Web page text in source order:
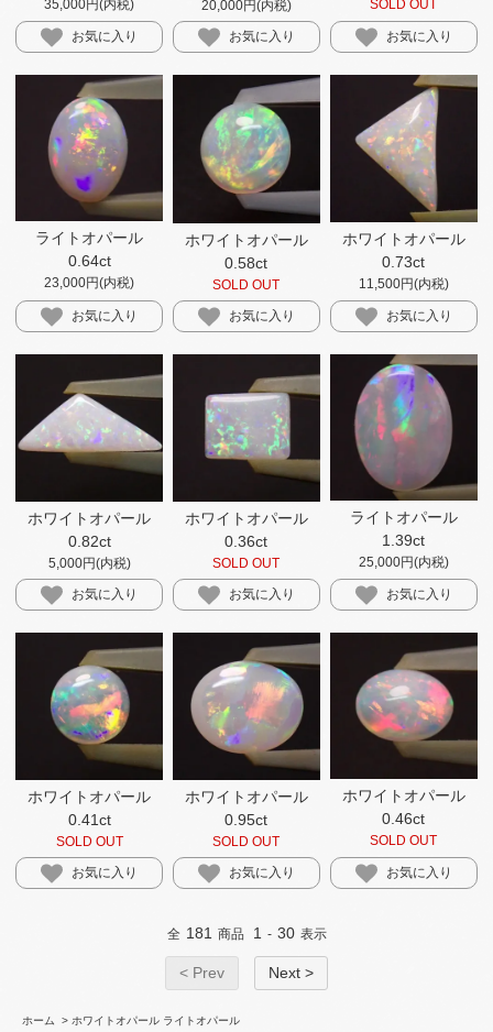
35,000円(内税)
お気に入り
20,000円(内税)
お気に入り
SOLD OUT
お気に入り
ライトオパール
0.64ct
23,000円(内税)
お気に入り
ホワイトオパール
0.58ct
SOLD OUT
お気に入り
ホワイトオパール
0.73ct
11,500円(内税)
お気に入り
ホワイトオパール
0.82ct
5,000円(内税)
お気に入り
ホワイトオパール
0.36ct
SOLD OUT
お気に入り
ライトオパール
1.39ct
25,000円(内税)
お気に入り
ホワイトオパール
0.41ct
SOLD OUT
お気に入り
ホワイトオパール
0.95ct
SOLD OUT
お気に入り
ホワイトオパール
0.46ct
SOLD OUT
お気に入り
全 181 商品 1 - 30 表示
< Prev Next >
ホーム > ホワイトオパール ライトオパール